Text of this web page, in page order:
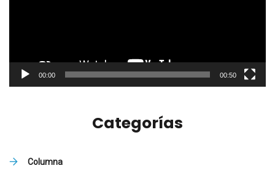
00:00 00:50
Categorías
Columna